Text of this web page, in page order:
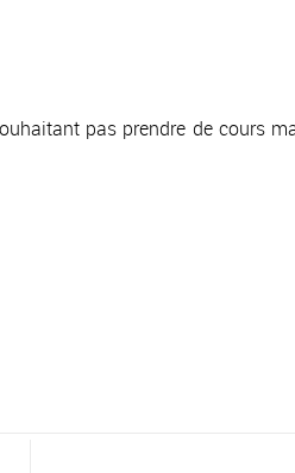
pas prendre de cours